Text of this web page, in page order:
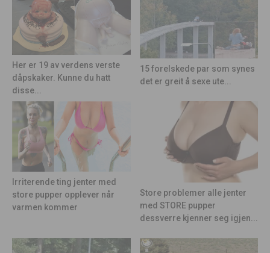
Her er 19 av verdens verste
dåpskaker. Kunne du hatt
disse...
15 forelskede par som synes
det er greit å sexe ute...
Irriterende ting jenter med
store pupper opplever når
varmen kommer
Store problemer alle jenter
med STORE pupper
dessverre kjenner seg igjen...